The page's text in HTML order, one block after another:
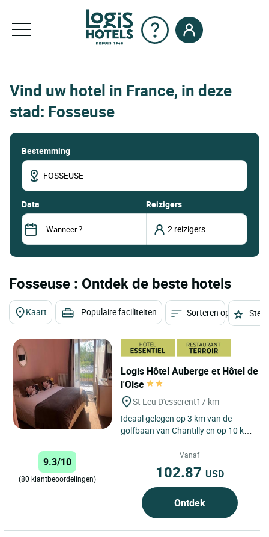
Vind uw hotel in France, in deze
stad: Fosseuse
Bestemming
data Reizigers
Fosseuse : Ontdek de beste hotels
Kaart Populaire faciliteiten Sorteren op
Logis Hôtel Auberge et Hôtel de
l'Oise
St Leu D'esserent17 km
Ideaal gelegen op 3 km van de
golfbaan van Chantilly en op 10 km
etablissement is mooi gelegen...
9.3/10
(80 klantbeoordelingen)
Vanaf
102.87 USD
Ontdek